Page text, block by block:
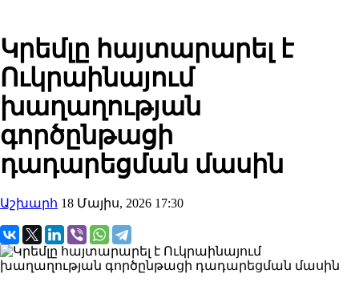
Կրեմլը հայտարարել է
Ուկրաինայում
խաղաղության
գործընթացի
դադարեցման մասին
Աշխարհ 18 Մայիս, 2026 17:30